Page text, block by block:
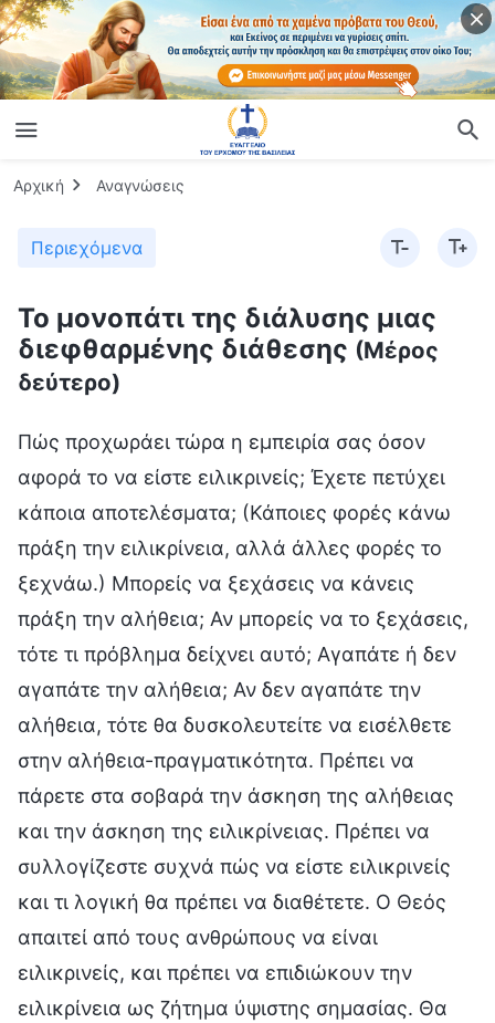
Αρχική Αναγνώσεις
Περιεχόμενα
Το μονοπάτι της διάλυσης μιας
διεφθαρμένης διάθεσης (Μέρος
δεύτερο)
Πώς προχωράει τώρα η εμπειρία σας όσον
αφορά το να είστε ειλικρινείς; Έχετε πετύχει
κάποια αποτελέσματα; (Κάποιες φορές κάνω
πράξη την ειλικρίνεια, αλλά άλλες φορές το
ξεχνάω.) Μπορείς να ξεχάσεις να κάνεις
πράξη την αλήθεια; Αν μπορείς να το ξεχάσεις,
τότε τι πρόβλημα δείχνει αυτό; Αγαπάτε ή δεν
αγαπάτε την αλήθεια; Αν δεν αγαπάτε την
αλήθεια, τότε θα δυσκολευτείτε να εισέλθετε
στην αλήθεια-πραγματικότητα. Πρέπει να
πάρετε στα σοβαρά την άσκηση της αλήθειας
και την άσκηση της ειλικρίνειας. Πρέπει να
συλλογίζεστε συχνά πώς να είστε ειλικρινείς
και τι λογική θα πρέπει να διαθέτετε. Ο Θεός
απαιτεί από τους ανθρώπους να είναι
ειλικρινείς, και πρέπει να επιδιώκουν την
ειλικρίνεια ως ζήτημα ύψιστης σημασίας. Θα